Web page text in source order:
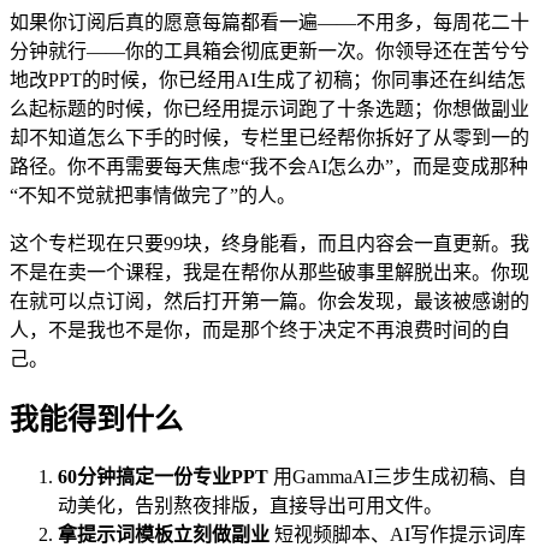
如果你订阅后真的愿意每篇都看一遍——不用多，每周花二十
分钟就行——你的工具箱会彻底更新一次。你领导还在苦兮兮
地改PPT的时候，你已经用AI生成了初稿；你同事还在纠结怎
么起标题的时候，你已经用提示词跑了十条选题；你想做副业
却不知道怎么下手的时候，专栏里已经帮你拆好了从零到一的
路径。你不再需要每天焦虑“我不会AI怎么办”，而是变成那种
“不知不觉就把事情做完了”的人。
这个专栏现在只要99块，终身能看，而且内容会一直更新。我
不是在卖一个课程，我是在帮你从那些破事里解脱出来。你现
在就可以点订阅，然后打开第一篇。你会发现，最该被感谢的
人，不是我也不是你，而是那个终于决定不再浪费时间的自
己。
我能得到什么
60分钟搞定一份专业PPT 用GammaAI三步生成初稿、自
动美化，告别熬夜排版，直接导出可用文件。
拿提示词模板立刻做副业 短视频脚本、AI写作提示词库